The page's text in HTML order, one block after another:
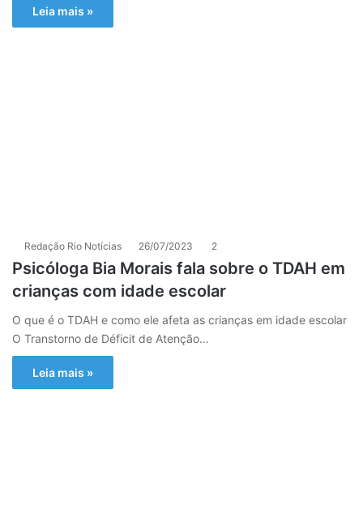
Leia mais »
Redação Rio Notícias 26/07/2023 2
Psicóloga Bia Morais fala sobre o TDAH em
crianças com idade escolar
O que é o TDAH e como ele afeta as crianças em idade escolar
O Transtorno de Déficit de Atenção…
Leia mais »